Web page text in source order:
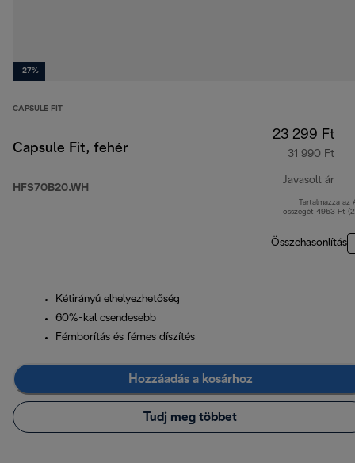
-27%
CAPSULE FIT
Capsule Fit, fehér
HFS70B20.WH
23 299 Ft
31 990 Ft
Javasolt ár
Tartalmazza az
összegét 4953 Ft
Összehasonlítás
Kétirányú elhelyezhetőség
60%-kal csendesebb
Fémborítás és fémes díszítés
Hozzáadás a kosárhoz
Tudj meg többet